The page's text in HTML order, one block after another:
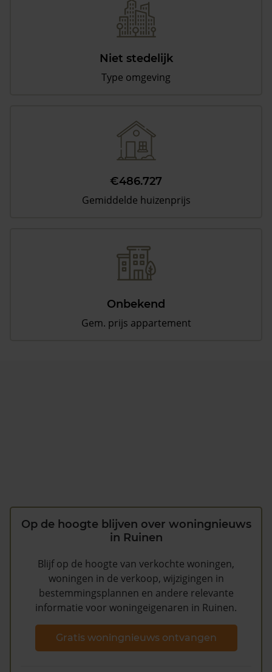
Niet stedelijk
Type omgeving
€486.727
Gemiddelde huizenprijs
Onbekend
Gem. prijs appartement
Op de hoogte blijven over woningnieuws
in Ruinen
Blijf op de hoogte van verkochte woningen,
woningen in de verkoop, wijzigingen in
bestemmingsplannen en andere relevante
informatie voor woningeigenaren in Ruinen.
Gratis woningnieuws ontvangen